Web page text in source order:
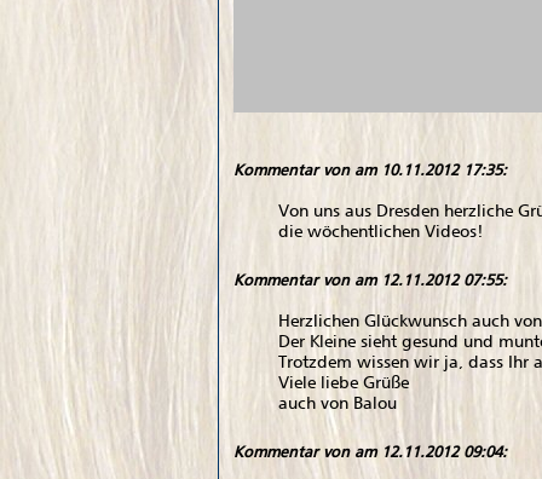
Kommentar von am 10.11.2012 17:35:
Von uns aus Dresden herzliche
die wöchentlichen Videos!
Kommentar von am 12.11.2012 07:55:
Herzlichen Glückwunsch auch
Der Kleine sieht gesund und
Trotzdem wissen wir ja, dass Ihr
Viele liebe Grüße
auch von Balou
Kommentar von am 12.11.2012 09:04: